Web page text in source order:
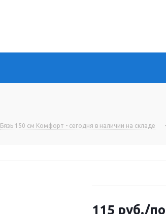
Бязь 150 см Комфорт - сегодня в наличии на складе -
115 руб./